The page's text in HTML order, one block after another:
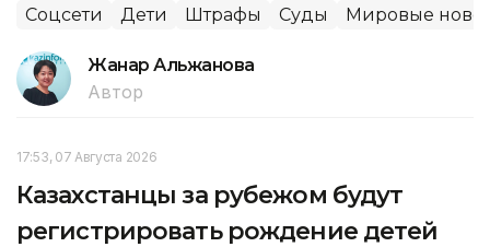
Соцсети Дети Штрафы Суды Мировые
Жанар Альжанова
Автор
17:53, 07 Августа 2026
Казахстанцы за рубежом будут
регистрировать рождение детей